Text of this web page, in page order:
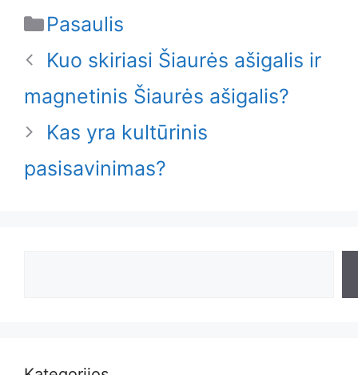
Categories
Pasaulis
Kuo skiriasi Šiaurės ašigalis ir
magnetinis Šiaurės ašigalis?
Kas yra kultūrinis
pasisavinimas?